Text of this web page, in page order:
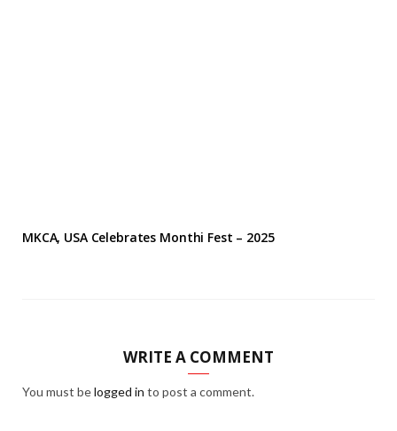
MKCA, USA Celebrates Monthi Fest – 2025
WRITE A COMMENT
You must belogged in to post a comment.